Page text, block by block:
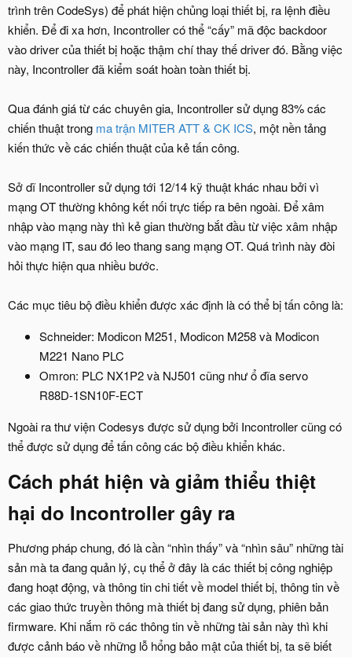
trình trên CodeSys) để phát hiện chủng loại thiết bị, ra lệnh điều
khiển. Để đi xa hơn, Incontroller có thể “cấy” mã độc backdoor
vào driver của thiết bị hoặc thậm chí thay thế driver đó. Bằng việc
này, Incontroller đã kiểm soát hoàn toàn thiết bị.
Qua đánh giá từ các chuyên gia, Incontroller sử dụng 83% các
chiến thuật trong ma trận MITER ATT & CK ICS, một nền tảng
kiến thức về các chiến thuật của kẻ tấn công.
Sở dĩ Incontroller sử dụng tới 12/14 kỹ thuật khác nhau bởi vì
mạng OT thường không kết nối trực tiếp ra bên ngoài. Để xâm
nhập vào mạng này thì kẻ gian thường bắt đầu từ việc xâm nhập
vào mạng IT, sau đó leo thang sang mạng OT. Quá trình này đòi
hỏi thực hiện qua nhiều bước.
Các mục tiêu bộ điều khiển được xác định là có thể bị tấn công là:
Schneider: Modicon M251, Modicon M258 và Modicon
M221 Nano PLC
Omron: PLC NX1P2 và NJ501 cũng như ổ đĩa servo
R88D-1SN10F-ECT
Ngoài ra thư viện Codesys được sử dụng bởi Incontroller cũng có
thể được sử dụng để tấn công các bộ điều khiển khác.
Cách phát hiện và giảm thiểu thiệt
hại do Incontroller gây ra​
Phương pháp chung, đó là cần “nhìn thấy” và “nhìn sâu” những tài
sản mà ta đang quản lý, cụ thể ở đây là các thiết bị công nghiệp
đang hoạt động, và thông tin chi tiết về model thiết bị, thông tin về
các giao thức truyền thông mà thiết bị đang sử dụng, phiên bản
firmware. Khi nắm rõ các thông tin về những tài sản này thì khi
được cảnh báo về những lỗ hổng bảo mật của thiết bị, ta sẽ biết